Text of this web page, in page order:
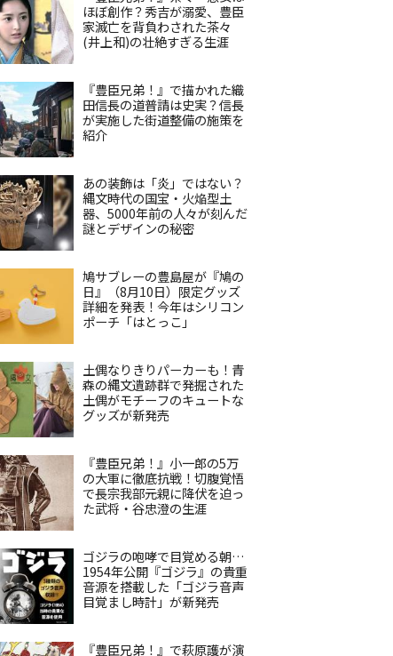
ほぼ創作？秀吉が溺愛、豊臣
家滅亡を背負わされた茶々
(井上和)の壮絶すぎる生涯
『豊臣兄弟！』で描かれた織
田信長の道普請は史実？信長
が実施した街道整備の施策を
紹介
あの装飾は「炎」ではない？
縄文時代の国宝・火焔型土
器、5000年前の人々が刻んだ
謎とデザインの秘密
鳩サブレーの豊島屋が『鳩の
日』（8月10日）限定グッズ
詳細を発表！今年はシリコン
ポーチ「はとっこ」
土偶なりきりパーカーも！青
森の縄文遺跡群で発掘された
土偶がモチーフのキュートな
グッズが新発売
『豊臣兄弟！』小一郎の5万
の大軍に徹底抗戦！切腹覚悟
で長宗我部元親に降伏を迫っ
た武将・谷忠澄の生涯
ゴジラの咆哮で目覚める朝…
1954年公開『ゴジラ』の貴重
音源を搭載した「ゴジラ音声
目覚まし時計」が新発売
『豊臣兄弟！』で萩原護が演